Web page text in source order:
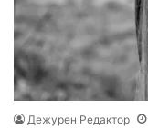
Дежурен Редактор